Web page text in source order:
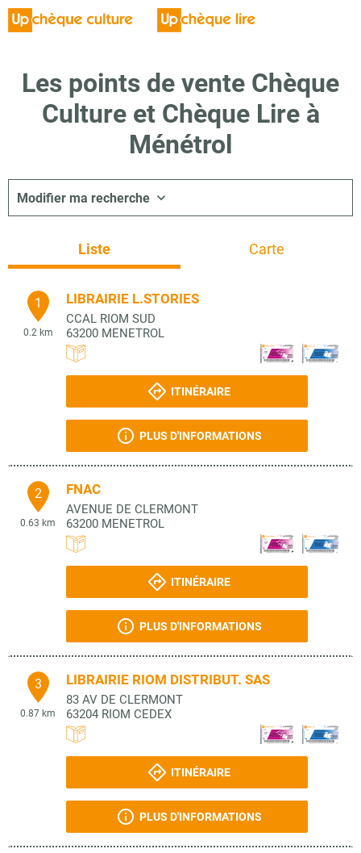
Les points de vente Chèque
Culture et Chèque Lire à
Ménétrol
Modifier ma recherche
Liste Carte
1
0.2 km
LIBRAIRIE L.STORIES
CCAL RIOM SUD
63200 MENETROL
ITINÉRAIRE
PLUS D'INFORMATIONS
2
0.63 km
FNAC
AVENUE DE CLERMONT
63200 MENETROL
ITINÉRAIRE
PLUS D'INFORMATIONS
3
0.87 km
LIBRAIRIE RIOM DISTRIBUT. SAS
83 AV DE CLERMONT
63204 RIOM CEDEX
ITINÉRAIRE
PLUS D'INFORMATIONS